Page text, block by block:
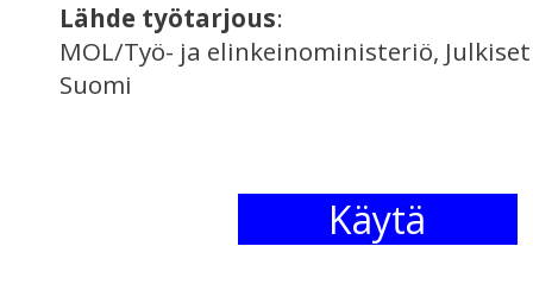
Lähde työtarjous:
MOL/Työ- ja elinkeinoministeriö,
Suomi
Käytä